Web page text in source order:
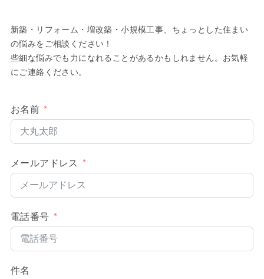
新築・リフォーム・増改築・小規模工事、ちょっとした住まい
の悩みをご相談ください！
些細な悩みでも力になれることがあるかもしれません。お気軽
にご連絡ください。
お名前
メールアドレス
電話番号
件名